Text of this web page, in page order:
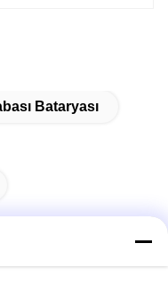
Bataryası